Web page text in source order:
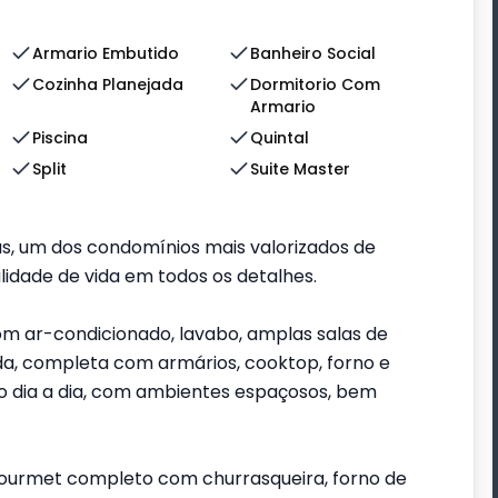
Armario Embutido
Banheiro Social
Cozinha Planejada
Dormitorio Com
Armario
Piscina
Quintal
Split
Suite Master
um dos condomínios mais valorizados de
de vida em todos os detalhes.
ar-condicionado, lavabo, amplas salas de
completa com armários, cooktop, forno e
a dia, com ambientes espaçosos, bem
completo com churrasqueira, forno de